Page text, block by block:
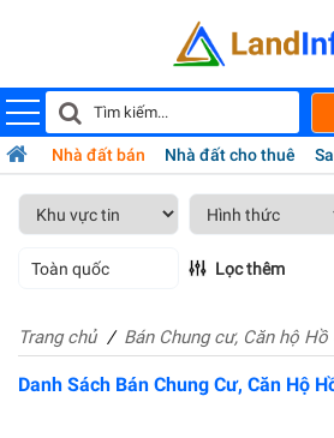
Nhà đất bán Nhà đất cho thuê
Toàn quốc Lọc thêm
Trang chủ Bán Chung cư, Căn hộ
Danh Sách Bán Chung Cư, Căn Hộ